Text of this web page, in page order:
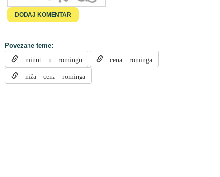
Povezane teme:
minut u romingu cena rominga
niža cena rominga